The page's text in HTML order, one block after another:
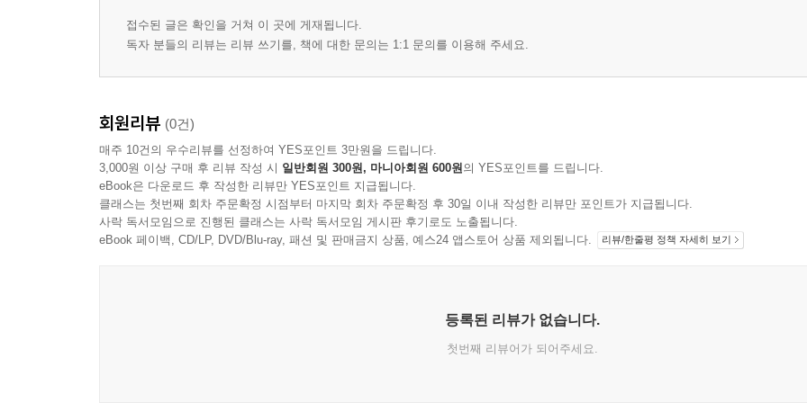
접수된 글은 확인을 거쳐 이 곳에 게재됩니다.
독자 분들의 리뷰는 리뷰 쓰기를, 책에 대한 문의는 1:1 문의를 이용해 주세요.
회원리뷰 (0건)
매주 10건의 우수리뷰를 선정하여 YES포인트 3만원을 드립니다.
3,000원 이상 구매 후 리뷰 작성 시 일반회원 300원, 마니아회원 600원의 YES포인트를 드립니다.
eBook은 다운로드 후 작성한 리뷰만 YES포인트 지급됩니다.
클래스는 첫번째 회차 주문확정 시점부터 마지막 회차 주문확정 후 30일 이내 작성한 리뷰만 포인트가 지급됩니다.
사락 독서모임으로 진행된 클래스는 사락 독서모임 게시판 후기로도 노출됩니다.
eBook 페이백, CD/LP, DVD/Blu-ray, 패션 및 판매금지 상품, 예스24 앱스토어 상품 제외됩니다.
리뷰/한줄평 정책 자세히 보기
등록된 리뷰가 없습니다.
첫번째 리뷰어가 되어주세요.